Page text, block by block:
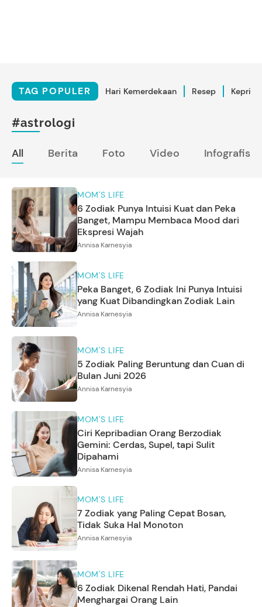
TAG POPULER Hari Kemerdekaan Resep
#astrologi
All Berita Foto Video Infografis
MOM'S LIFE
6 Zodiak Punya Intuisi Kuat dan Peka
Banget, Mampu Membaca Mood dari
Ekspresi Wajah
Annisa Karnesyia
MOM'S LIFE
Peka Banget, 6 Zodiak Ini Punya Intuisi
yang Kuat Dibandingkan Zodiak Lain
Annisa Karnesyia
MOM'S LIFE
5 Zodiak Paling Beruntung dan Cuan di
Bulan Juni 2026
Annisa Karnesyia
MOM'S LIFE
Ciri Kepribadian Orang Berzodiak
Gemini: Cerdas, Supel, tapi Sulit
Dipahami
Annisa Karnesyia
MOM'S LIFE
7 Zodiak yang Paling Cepat Bosan,
Tidak Suka Hal Monoton
Annisa Karnesyia
MOM'S LIFE
6 Zodiak Dikenal Rendah Hati, Pandai
Menghargai Orang Lain